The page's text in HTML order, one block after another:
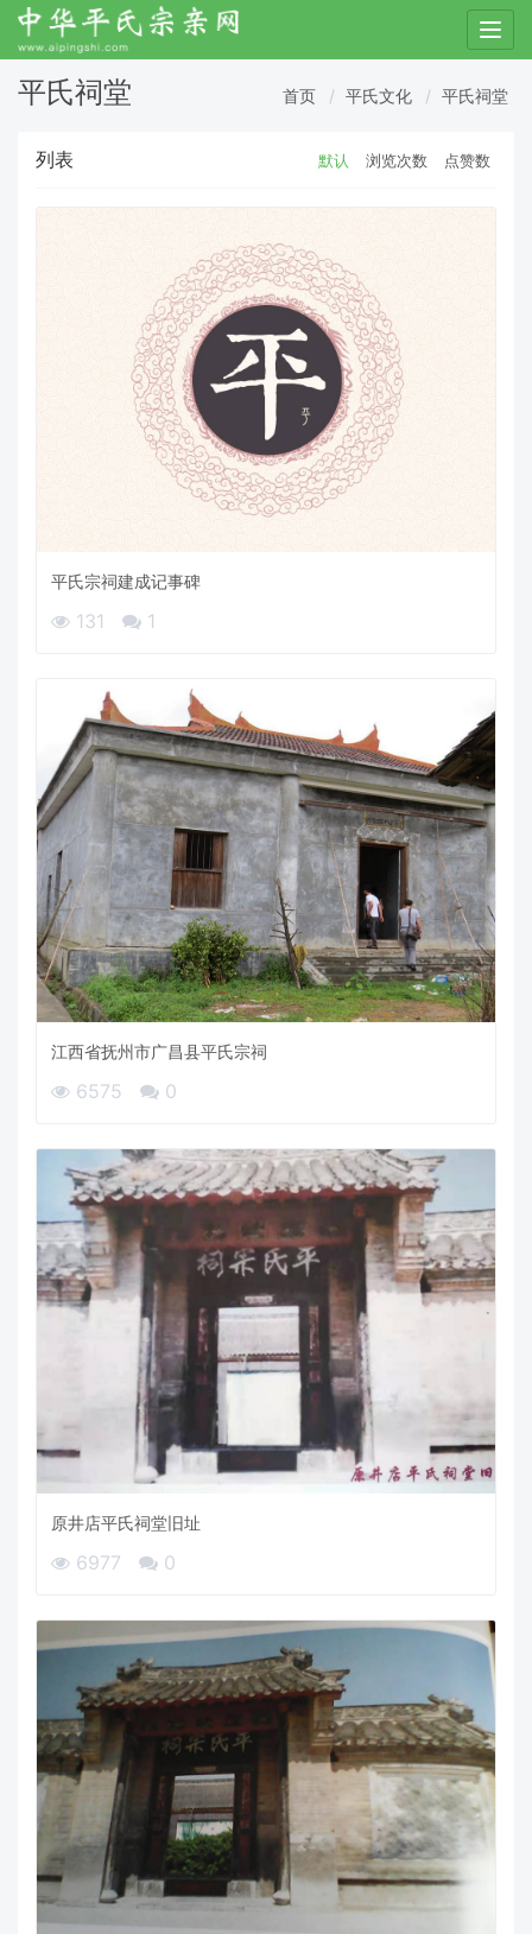
T
o
g
g
e
平氏祠堂 首页 平氏文化 平氏祠堂
列表 默认 浏览次数 点赞数
平氏宗祠建成记事碑
131 1
江西省抚州市广昌县平氏宗祠
6575 0
原井店平氏祠堂旧址
6977 0